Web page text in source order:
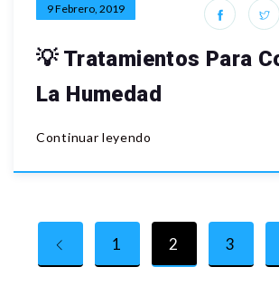
9 Febrero, 2019
💡 Tratamientos Para
La Humedad
Continuar leyendo
1 2 3